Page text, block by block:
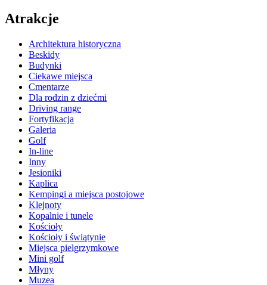
Atrakcje
Architektura historyczna
Beskidy
Budynki
Ciekawe miejsca
Cmentarze
Dla rodzin z dziećmi
Driving range
Fortyfikacja
Galeria
Golf
In-line
Inny
Jesioniki
Kaplica
Kempingi a miejsca postojowe
Klejnoty
Kopalnie i tunele
Kościoły
Kościoły i świątynie
Miejsca pielgrzymkowe
Mini golf
Młyny
Muzea